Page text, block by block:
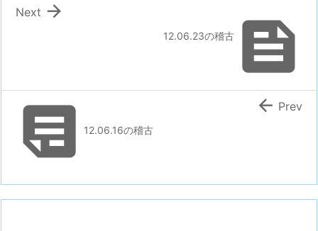

12.06.23の稽古

Next
12.06.16の稽古
 Prev